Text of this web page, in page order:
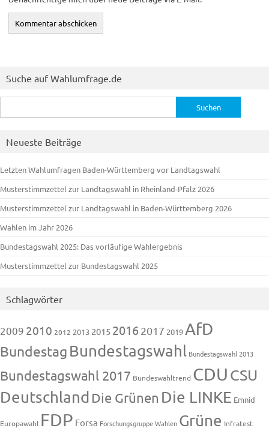
Suche auf Wahlumfrage.de
nach:
Neueste Beiträge
Letzten Wahlumfragen Baden-Württemberg vor Landtagswahl
Musterstimmzettel zur Landtagswahl in Rheinland-Pfalz 2026
Musterstimmzettel zur Landtagswahl in Baden-Württemberg 2026
Wahlen im Jahr 2026
Bundestagswahl 2025: Das vorläufige Wahlergebnis
Musterstimmzettel zur Bundestagswahl 2025
Schlagwörter
2009 2010 2012 2013 2015 20162017 2019AfD
Bundestag Bundestagswahl Bundestagswahl 2013
Bundestagswahl 2017 Bundeswahltrend CDUCSU
Deutschland Die Grünen Die LINKE Emnid
Europawahl FDP Forsa Forschungsgruppe Wahlen Grüne Infratest